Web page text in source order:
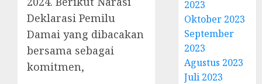
Deklarasi Pemilu
Damai yang dibacakan
bersama sebagai
komitmen,
2023
Oktober 2023
September
2023
Agustus 2023
Juli 2023